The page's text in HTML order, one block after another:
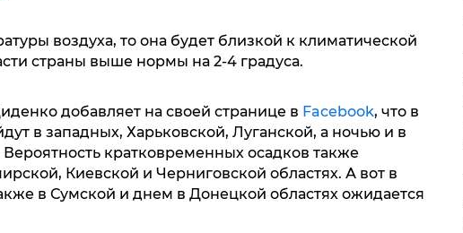
воздуха, то она будет близкой к климатической
страны выше нормы на 2-4 градуса.
добавляет на своей странице в Facebook, что в
в западных, Харьковской, Луганской, а ночью и в
кратковременных осадков также
Киевской и Черниговской областях. А вот в
в Сумской и днем в Донецкой областях ожидается